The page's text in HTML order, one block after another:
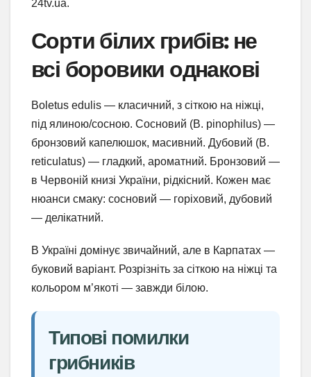
24tv.ua.
Сорти білих грибів: не
всі боровики однакові
Boletus edulis — класичний, з сіткою на ніжці,
під ялиною/сосною. Сосновий (B. pinophilus) —
бронзовий капелюшок, масивний. Дубовий (B.
reticulatus) — гладкий, ароматний. Бронзовий —
в Червоній книзі України, рідкісний. Кожен має
нюанси смаку: сосновий — горіховий, дубовий
— делікатний.
В Україні домінує звичайний, але в Карпатах —
буковий варіант. Розрізніть за сіткою на ніжці та
кольором м’якоті — завжди білою.
Типові помилки
грибників